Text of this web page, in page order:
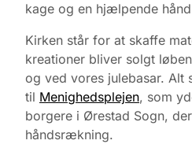
kage og en hjælpende
Kirken står for at skaffe
kreationer bliver solgt
og ved vores julebasar. Alt
til Menighedsplejen, som
borgere i Ørestad Sogn,
håndsrækning.